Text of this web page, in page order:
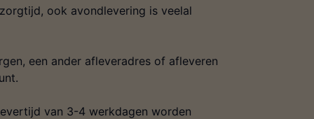
ook avondlevering is veelal
een ander afleveradres of afleveren
van 3-4 werkdagen worden